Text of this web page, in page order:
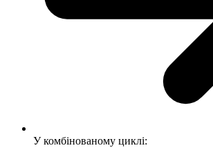
У комбінованому циклі: